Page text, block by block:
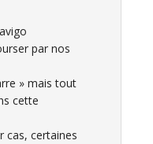
par nos
» mais tout
cette
cas, certaines